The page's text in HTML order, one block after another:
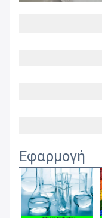
Εφαρμογή